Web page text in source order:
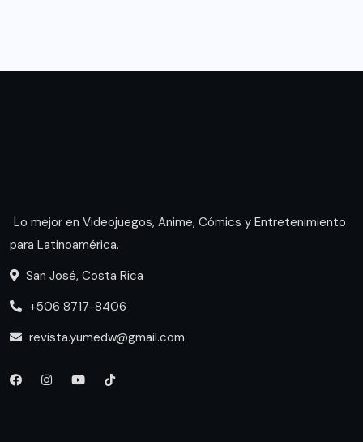
Lo mejor en Videojuegos, Anime, Cómics y Entretenimiento
para Latinoamérica.
San José, Costa Rica
+506 8717-8406
revista.yumedw@gmail.com